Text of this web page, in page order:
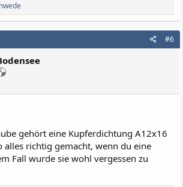
#6
gehört eine Kupferdichtung A12x16
alles richtig gemacht, wenn du eine
Fall wurde sie wohl vergessen zu